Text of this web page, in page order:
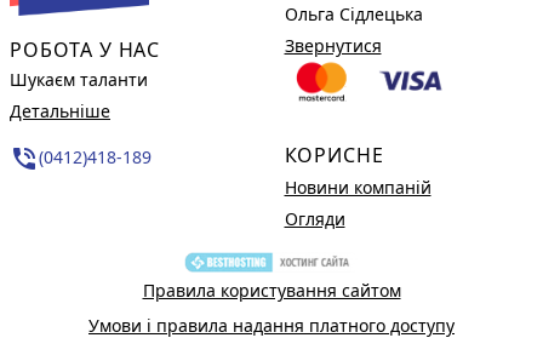
РОБОТА У НАС
Шукаєм таланти
Детальніше
phone_in_talk(0412)418-189
Ольга Сідлецька
Звернутися
КОРИСНЕ
Новини компаній
Огляди
Правила користування сайтом
Умови і правила надання платного доступу